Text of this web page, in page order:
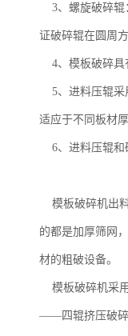
3、螺旋破碎辊
证破碎辊在圆周
4、模板破碎具
5、进料压辊采
适应于不同板材
6、进料压辊和
模板破碎机出
的都是加厚筛网
材的粗破设备。
模板破碎机采
——四辊挤压破